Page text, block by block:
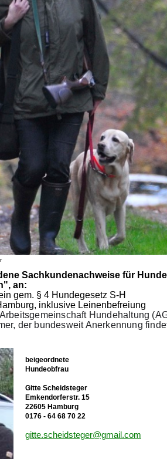
Sachkundenachweise für
an:
gem. § 4 Hundegesetz S-H
inklusive Leinenbefreiung
Hundehaltung
der bundesweit Anerkennung
beigeordnete
Hundeobfrau
Gitte Scheidsteger
Emkendorferstr. 15
22605 Hamburg
0176 - 64 68 70 22
gitte.scheidsteger@gmail.com